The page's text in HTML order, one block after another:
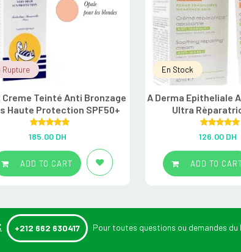
Rupture
Creme Teinté Anti Bronzage
Haute Protection SPF50+
Rated 5.00
out of 5
185.00 DH
ADD TO CART
En Stock
A Derma Epitheliale
Ultra
Rated 5.00
out of 5
126.00 DH
ADD TO
+212 662 630417 Pour toutes questions ou demandes du